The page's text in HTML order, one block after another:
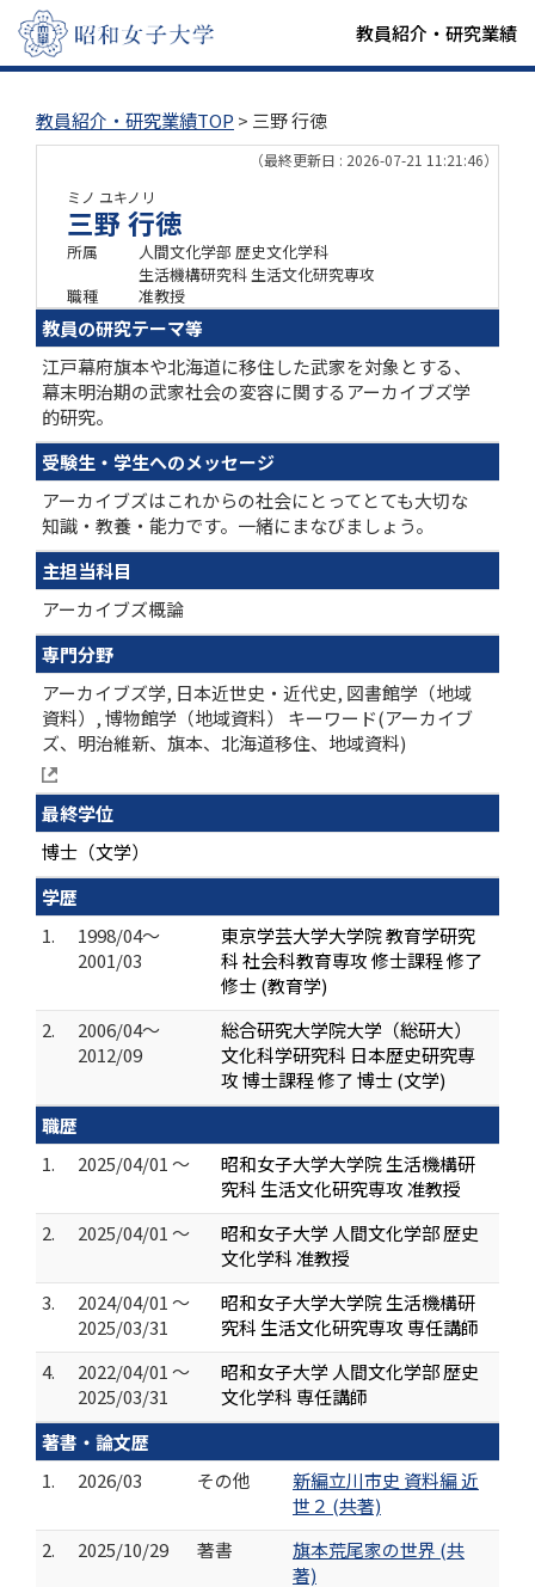
教員紹介・研究業績
教員紹介・研究業績TOP > 三野 行徳
（最終更新日 : 2026-07-21 11:21:46）
ミノ ユキノリ
三野 行徳
所属
人間文化学部 歴史文化学科
生活機構研究科 生活文化研究専攻
職種
准教授
教員の研究テーマ等
江戸幕府旗本や北海道に移住した武家を対象とする、
幕末明治期の武家社会の変容に関するアーカイブズ学
的研究。
受験生・学生へのメッセージ
アーカイブズはこれからの社会にとってとても大切な
知識・教養・能力です。一緒にまなびましょう。
主担当科目
アーカイブズ概論
専門分野
アーカイブズ学, 日本近世史・近代史, 図書館学（地域
資料）, 博物館学（地域資料） キーワード(アーカイブ
ズ、明治維新、旗本、北海道移住、地域資料)
最終学位
博士（文学）
学歴
1.
1998/04～
2001/03
東京学芸大学大学院 教育学研究
科 社会科教育専攻 修士課程 修了
修士 (教育学)
2.
2006/04～
2012/09
総合研究大学院大学（総研大）
文化科学研究科 日本歴史研究専
攻 博士課程 修了 博士 (文学)
職歴
1.
2025/04/01 ～
昭和女子大学大学院 生活機構研
究科 生活文化研究専攻 准教授
2.
2025/04/01 ～
昭和女子大学 人間文化学部 歴史
文化学科 准教授
3.
2024/04/01 ～
2025/03/31
昭和女子大学大学院 生活機構研
究科 生活文化研究専攻 専任講師
4.
2022/04/01 ～
2025/03/31
昭和女子大学 人間文化学部 歴史
文化学科 専任講師
著書・論文歴
1.
2026/03 その他
新編立川市史 資料編 近
世２ (共著)
2.
2025/10/29 著書
旗本荒尾家の世界 (共
著)